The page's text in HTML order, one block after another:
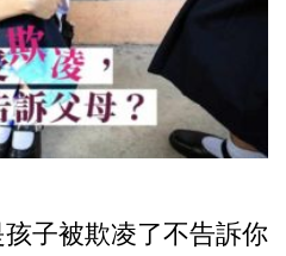
子被欺凌了不告訴你